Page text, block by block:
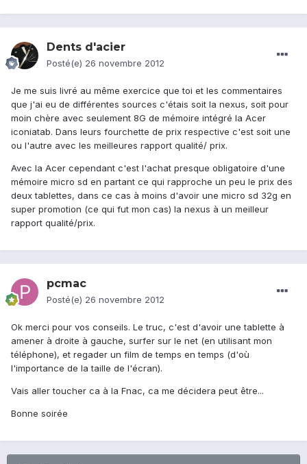
Dents d'acier
Posté(e) 26 novembre 2012
Je me suis livré au même exercice que toi et les commentaires
que j'ai eu de différentes sources c'étais soit la nexus, soit pour
moin chère avec seulement 8G de mémoire intégré la Acer
iconiatab. Dans leurs fourchette de prix respective c'est soit une
ou l'autre avec les meilleures rapport qualité/ prix.
Avec la Acer cependant c'est l'achat presque obligatoire d'une
mémoire micro sd en partant ce qui rapproche un peu le prix des
deux tablettes, dans ce cas à moins d'avoir une micro sd 32g en
super promotion (ce qui fut mon cas) la nexus à un meilleur
rapport qualité/prix.
pcmac
Posté(e) 26 novembre 2012
Ok merci pour vos conseils. Le truc, c'est d'avoir une tablette à
amener à droite à gauche, surfer sur le net (en utilisant mon
téléphone), et regader un film de temps en temps (d'où
l'importance de la taille de l'écran).
Vais aller toucher ca à la Fnac, ca me décidera peut être...
Bonne soirée